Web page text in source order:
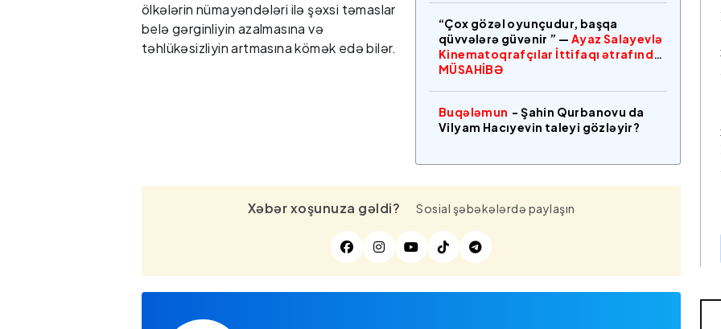
“Çox gözəl oyunçudur, başqa
qüvvələrə güvənir ” — Ayaz Salayevlə
Kinematoqrafçılar İttifaqı ətrafında
MÜSAHİBƏ
Buqələmun - Şahin Qurbanovu da
Vilyam Hacıyevin taleyi gözləyir?
ölkələrin nümayəndələri ilə şəxsi təmaslar
belə gərginliyin azalmasına və
təhlükəsizliyin artmasına kömək edə bilər.
Xəbər xoşunuza gəldi? Sosial şəbəkələrdə paylaşın